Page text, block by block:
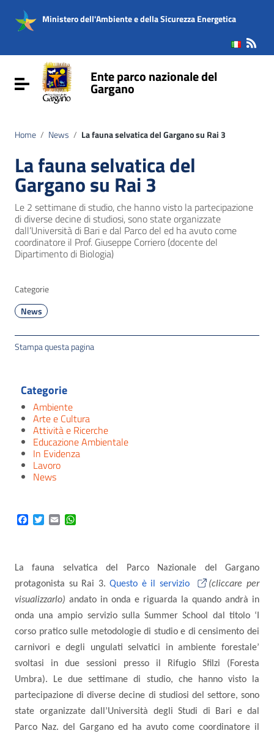
Vai al menu di navigazione
Vai al footer
Ministero dell'Ambiente e della Sicurezza Energetica
Attiva / disattiva la navigazioneEnte parco nazionale del
Gargano
Home / News / La fauna selvatica del Gargano su Rai 3
La fauna selvatica del
Gargano su Rai 3
Le 2 settimane di studio, che hanno visto la partecipazione
di diverse decine di studiosi, sono state organizzate
dall’Università di Bari e dal Parco del ed ha avuto come
coordinatore il Prof. Giuseppe Corriero (docente del
Dipartimento di Biologia)
Categorie
News
Stampa questa pagina
Categorie
Ambiente
Arte e Cultura
Attività e Ricerche
Educazione Ambientale
In Evidenza
Lavoro
News
Facebook
Twitter
Email
La fauna selvatica del Parco Nazionale del Gargano
protagonista su Rai 3.Questo è il servizio
(cliccare per
visualizzarlo) andato in onda e riguarda la quando andrà in
onda una ampio servizio sulla Summer School dal titolo ‘I
corso pratico sulle metodologie di studio e di censimento dei
carnivori e degli ungulati selvatici in ambiente forestale’
svoltasi in due sessioni presso il Rifugio Sfilzi (Foresta
Umbra). Le due settimane di studio, che hanno visto la
partecipazione di diverse decine di studiosi del settore, sono
state organizzate dall’Università degli Studi di Bari e dal
Parco Naz. del Gargano ed ha avuto come coordinatore il